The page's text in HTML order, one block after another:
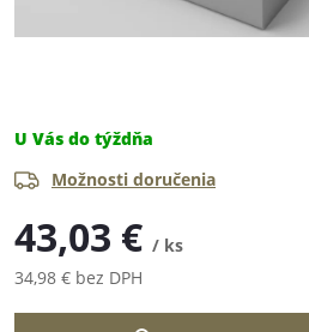
U Vás do týždňa
Možnosti doručenia
43,03 € / ks
34,98 € bez DPH